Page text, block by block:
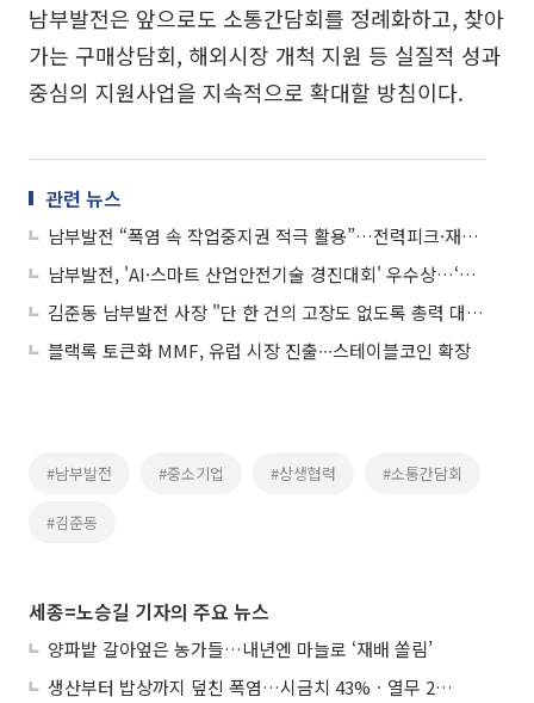
남부발전은 앞으로도 소통간담회를 정례화하고, 찾아
가는 구매상담회, 해외시장 개척 지원 등 실질적 성과
중심의 지원사업을 지속적으로 확대할 방침이다.
관련 뉴스
남부발전 “폭염 속 작업중지권 적극 활용”…전력피크·재난 대응 총력
남부발전, 'AI·스마트 산업안전기술 경진대회' 우수상…‘AI 피로도 진단시스템'
김준동 남부발전 사장 "단 한 건의 고장도 없도록 총력 대응”
블랙록 토큰화 MMF, 유럽 시장 진출∙∙∙스테이블코인 확장
#남부발전 #중소기업 #상생협력 #소통간담회
#김준동
세종=노승길 기자의 주요 뉴스
양파밭 갈아엎은 농가들…내년엔 마늘로 ‘재배 쏠림’
생산부터 밥상까지 덮친 폭염…시금치 43%ㆍ열무 28% 급등